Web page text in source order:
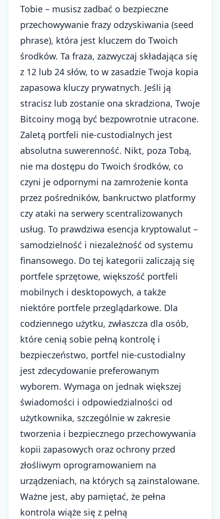
Tobie – musisz zadbać o bezpieczne
przechowywanie frazy odzyskiwania (seed
phrase), która jest kluczem do Twoich
środków. Ta fraza, zazwyczaj składająca się
z 12 lub 24 słów, to w zasadzie Twoja kopia
zapasowa kluczy prywatnych. Jeśli ją
stracisz lub zostanie ona skradziona, Twoje
Bitcoiny mogą być bezpowrotnie utracone.
Zaletą portfeli nie-custodialnych jest
absolutna suwerenność. Nikt, poza Tobą,
nie ma dostępu do Twoich środków, co
czyni je odpornymi na zamrożenie konta
przez pośredników, bankructwo platformy
czy ataki na serwery scentralizowanych
usług. To prawdziwa esencja kryptowalut –
samodzielność i niezależność od systemu
finansowego. Do tej kategorii zaliczają się
portfele sprzętowe, większość portfeli
mobilnych i desktopowych, a także
niektóre portfele przeglądarkowe. Dla
codziennego użytku, zwłaszcza dla osób,
które cenią sobie pełną kontrolę i
bezpieczeństwo, portfel nie-custodialny
jest zdecydowanie preferowanym
wyborem. Wymaga on jednak większej
świadomości i odpowiedzialności od
użytkownika, szczególnie w zakresie
tworzenia i bezpiecznego przechowywania
kopii zapasowych oraz ochrony przed
złośliwym oprogramowaniem na
urządzeniach, na których są zainstalowane.
Ważne jest, aby pamiętać, że pełna
kontrola wiąże się z pełną